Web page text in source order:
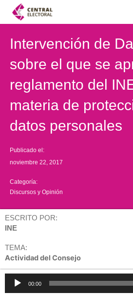
Intervención de
sobre el que se
reglamento del
materia de
datos personales
Publicado el:
noviembre 22, 2017
Categoría:
Discursos y Opinión
ESCRITO POR:
INE
TEMA:
Actividad del Consejo
Reproductor
00:00